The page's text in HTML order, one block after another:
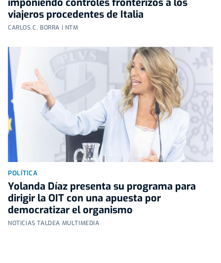
imponiendo controles fronterizos a los
viajeros procedentes de Italia
CARLOS C. BORRA | NTM
POLÍTICA
Yolanda Díaz presenta su programa para
dirigir la OIT con una apuesta por
democratizar el organismo
NOTICIAS TALDEA MULTIMEDIA